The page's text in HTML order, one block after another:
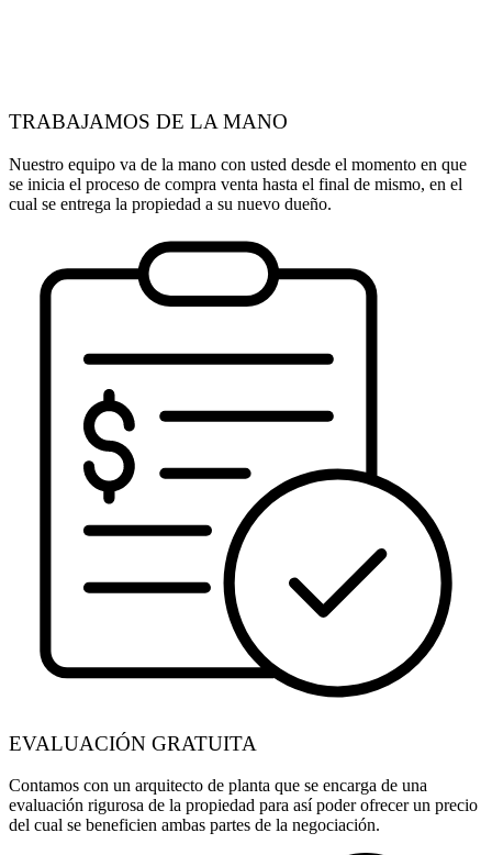
TRABAJAMOS DE LA MANO
Nuestro equipo va de la mano con usted desde el momento en que
se inicia el proceso de compra venta hasta el final de mismo, en el
cual se entrega la propiedad a su nuevo dueño.
EVALUACIÓN GRATUITA
Contamos con un arquitecto de planta que se encarga de una
evaluación rigurosa de la propiedad para así poder ofrecer un precio
del cual se beneficien ambas partes de la negociación.